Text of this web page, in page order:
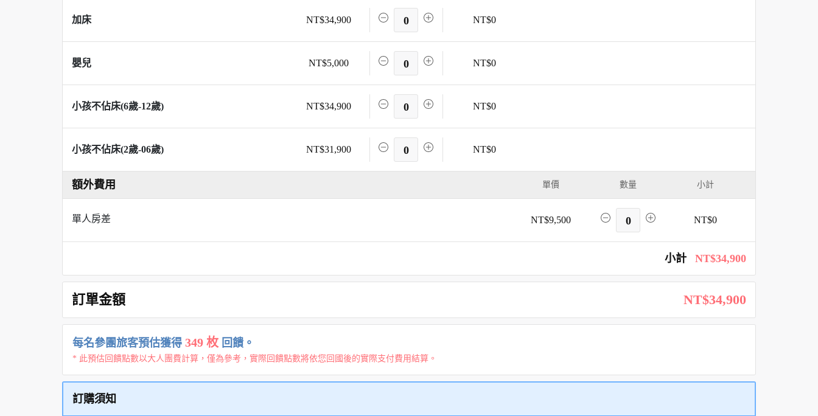
加床 NT$34,900 0 NT$0
嬰兒 NT$5,000 0 NT$0
小孩不佔床(6歲-12歲) NT$34,900 0 NT$0
小孩不佔床(2歲-06歲) NT$31,900 0 NT$0
額外費用 單價 數量 小計
單人房差 NT$9,500 0 NT$0
小計 NT$34,900
訂單金額 NT$34,900
每名參團旅客預估獲得 349 枚 回饋。
* 此預估回饋點數以大人團費計算，僅為參考，實際回饋點數將依您回國後的實際支付費用結算。
訂購須知